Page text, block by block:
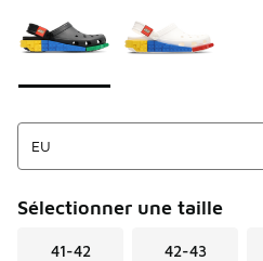
Sélectionner une taille
41-42 42-43